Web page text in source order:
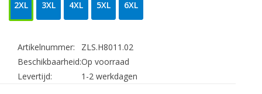
2XL 3XL 4XL 5XL 6XL
Artikelnummer:
ZLS.H8011.02
Beschikbaarheid:Op voorraad
Levertijd:
1-2 werkdagen